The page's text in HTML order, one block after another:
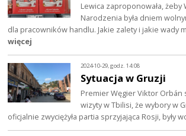
Lewica zaproponowała, żeby
Narodzenia była dniem
dla pracowników handlu. Jakie zalety i jakie wady
więcej
2024-10-29, godz. 14:08
Sytuacja w Gruzji
Premier Węgier Viktor Orbán
wizyty w Tbilisi, że wybory w
oficjalnie zwyciężyła partia sprzyjająca Rosji, były